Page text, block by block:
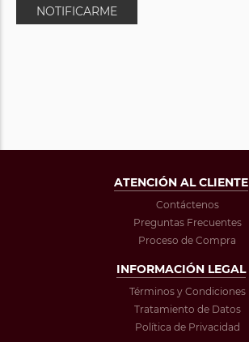
NOTIFICARME
ATENCIÓN AL CLIENTE
Contáctenos
Preguntas Frecuentes
Proceso de Compra
INFORMACIÓN LEGAL
Términos y Condiciones
Tratamiento de Datos
Política de Privacidad